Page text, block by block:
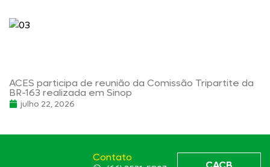
ACES participa de reunião da Comissão Tripartite da
BR-163 realizada em Sinop
julho 22, 2026
Contato